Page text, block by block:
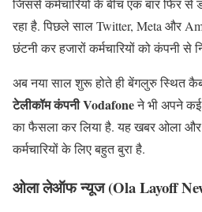
जिससे कर्मचारियों के बीच एक बार फिर से
रहा है. पिछले साल Twitter, Meta और
छंटनी कर हजारों कर्मचारियों को कंपनी से
अब नया साल शुरू होते ही बेंगलुरु स्थित
टेलीकॉम कंपनी Vodafoneने भी अपने कई
का फैसला कर लिया है. यह खबर ओला और
कर्मचारियों के लिए बहुत बुरा है.
ओलालेऑफन्यूज (Ola Layoff